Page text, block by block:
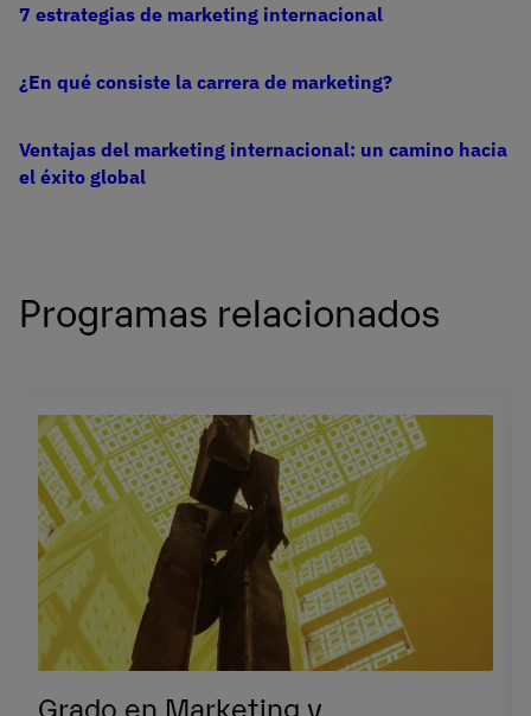
7 estrategias de marketing internacional
¿En qué consiste la carrera de marketing?
Ventajas del marketing internacional: un camino hacia
el éxito global
Programas relacionados
Grado en Marketing y